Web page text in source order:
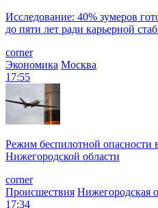
Исследование: 40% зумеров
до пяти лет ради карьерной
corner
Экономика Москва
17:55
Режим беспилотной опасности
Нижегородской области
corner
Происшествия Нижегородская
17:34